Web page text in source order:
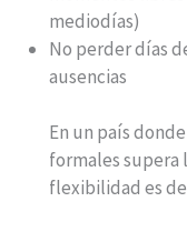
mediodías)
No perder días
ausencias
En un país
formales supera
flexibilidad es